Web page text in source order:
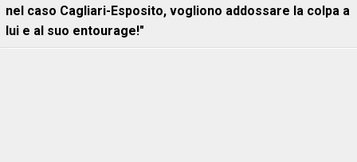
nel caso Cagliari-Esposito, vogliono addossare la colpa a
lui e al suo entourage!"